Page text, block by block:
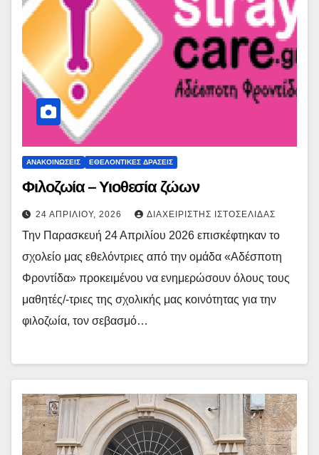
ΑΝΑΚΟΙΝΏΣΕΙΣ ΕΘΕΛΟΝΤΙΚΈΣ ΔΡΆΣΕΙΣ
Φιλοζωία – Υιοθεσία ζώων
24 ΑΠΡΙΛΊΟΥ, 2026 ΔΙΑΧΕΙΡΙΣΤΉΣ ΙΣΤΟΣΕΛΊΔΑΣ
Την Παρασκευή 24 Απριλίου 2026 επισκέφτηκαν το
σχολείο μας εθελόντριες από την ομάδα «Αδέσποτη
Φροντίδα» προκειμένου να ενημερώσουν όλους τους
μαθητές/-τριες της σχολικής μας κοινότητας για την
φιλοζωία, τον σεβασμό…